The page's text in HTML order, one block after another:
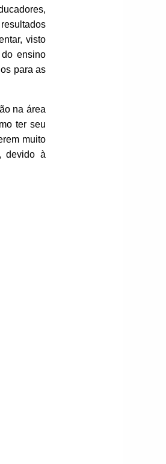
visto
ensino
para as
na área
ter seu
muito
devido à